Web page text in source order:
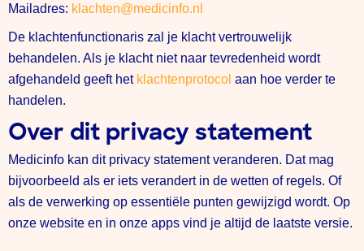
Mailadres: klachten@medicinfo.nl
De klachtenfunctionaris zal je klacht vertrouwelijk
behandelen. Als je klacht niet naar tevredenheid wordt
afgehandeld geeft het klachtenprotocol aan hoe verder te
handelen.
Over dit privacy statement
Medicinfo kan dit privacy statement veranderen. Dat mag
bijvoorbeeld als er iets verandert in de wetten of regels. Of
als de verwerking op essentiële punten gewijzigd wordt. Op
onze website en in onze apps vind je altijd de laatste versie.